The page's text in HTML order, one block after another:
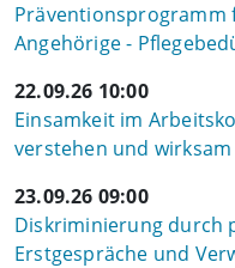
Präventionsprogramm
Angehörige -
22.09.26 10:00
Einsamkeit im
verstehen und
23.09.26 09:00
Diskriminierung durch
Erstgespräche und